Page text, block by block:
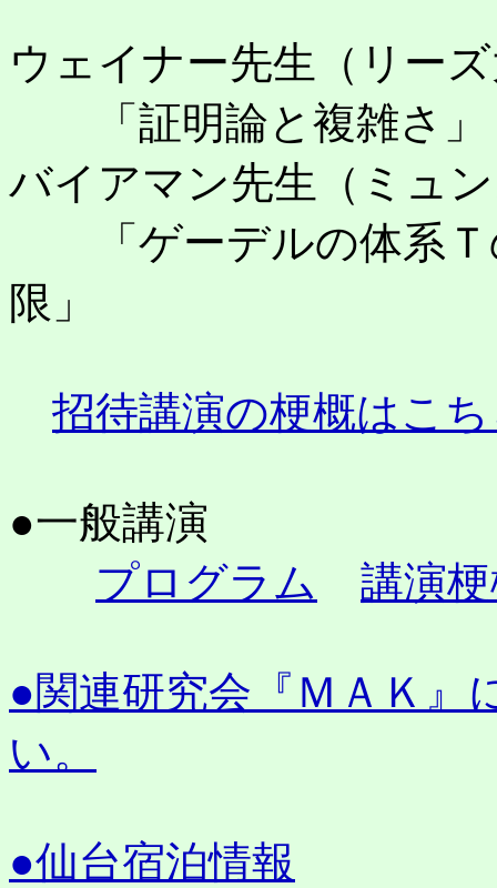
ウェイナー先生（リー
「証明論と複雑さ」
バイアマン先生（ミュ
「ゲーデルの体系Ｔ
限」
招待講演の梗概はこ
●一般講演
プログラム
講演
●関連研究会『ＭＡＫ』
い。
●仙台宿泊情報